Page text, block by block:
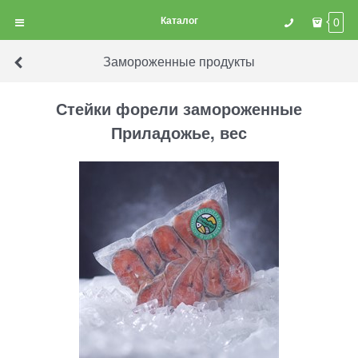
Каталог 0
Замороженные продукты
Стейки форели замороженные
Приладожье, вес